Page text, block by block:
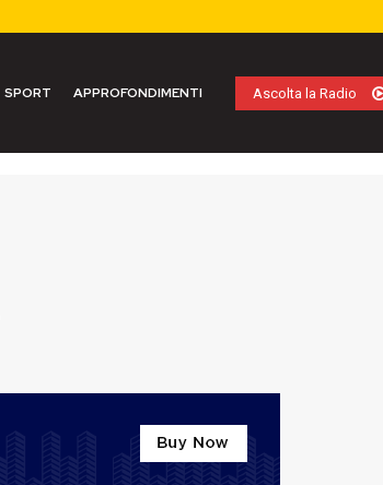
SPORT APPROFONDIMENTI Ascolta la Radio